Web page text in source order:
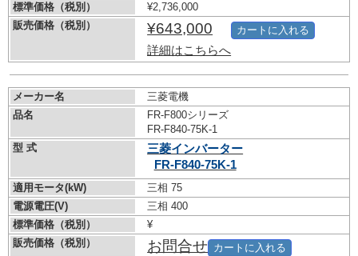
標準価格（税別）
¥2,736,000
販売価格（税別）
¥643,000
詳細はこちらへ
カートに入れる
メーカー名
三菱電機
品名
FR-F800シリーズ
FR-F840-75K-1
型 式
三菱インバーター
FR-F840-75K-1
適用モータ(kW)
三相 75
電源電圧(V)
三相 400
標準価格（税別）
¥
販売価格（税別）
お問合せ カートに入れる